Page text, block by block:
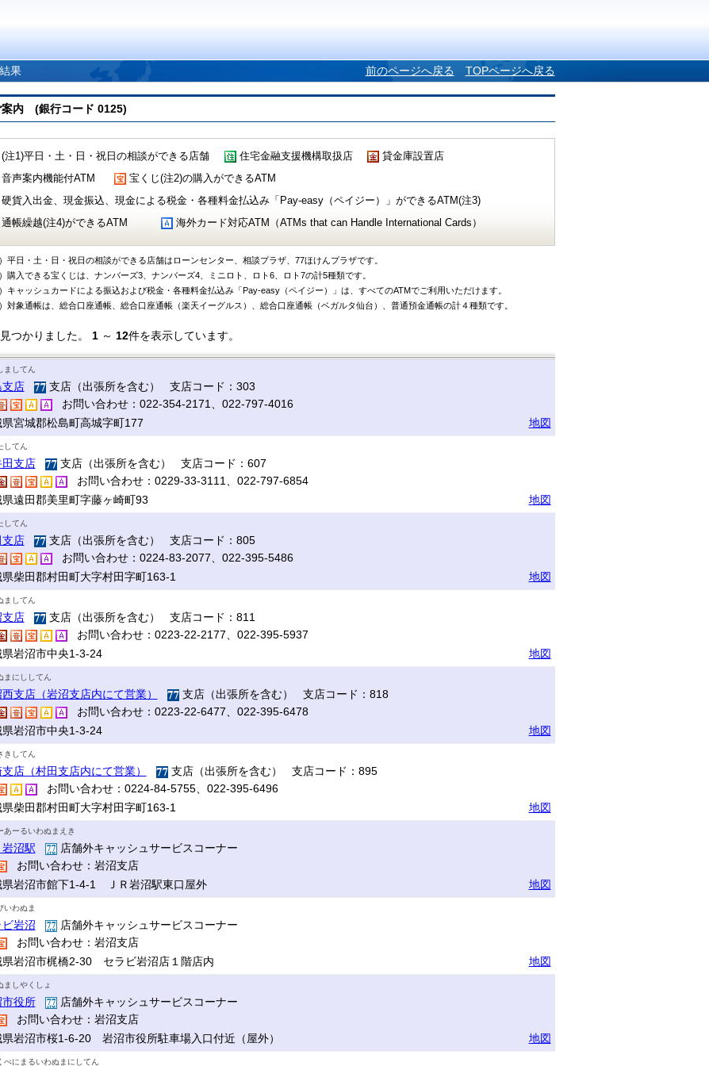
果 前のページへ戻る TOPページへ戻る
案内 (銀行コード 0125)
(注1)平日・土・日・祝日の相談ができる店舗 住宅金融支援機構取扱店
貸金庫設置店
声案内機能付ATM
宝くじ(注2)の購入ができるATM
硬貨入出金、現金振込、現金による税金・各種料金払込み「Pay-easy（ペイジー）」ができるATM(注3)
通帳繰越(注4)ができるATM
海外カード対応ATM（ATMs that can Handle International Cards）
）平日・土・日・祝日の相談ができる店舗はローンセンター、相談プラザ、77ほけんプラザです。
）購入できる宝くじは、ナンバーズ3、ナンバーズ4、ミニロト、ロト6、ロト7の計5種類です。
）キャッシュカードによる振込および税金・各種料金払込み「Pay-easy（ペイジー）」は、すべてのATMでご利用いただけます。
）対象通帳は、総合口座通帳、総合口座通帳（楽天イーグルス）、総合口座通帳（ベガルタ仙台）、普通預金通帳の計４種類です。
つかりました。 1～ 12件を表示しています。
ましてん
店
支店（出張所を含む） 支店コード：303
お問い合わせ：022-354-2171、022-797-4016
県宮城郡松島町高城字町177
地図
してん
支店
支店（出張所を含む） 支店コード：607
お問い合わせ：0229-33-3111、022-797-6854
県遠田郡美里町字藤ヶ崎町93
地図
してん
店
支店（出張所を含む） 支店コード：805
お問い合わせ：0224-83-2077、022-395-5486
柴田郡村田町大字村田字町163-1
地図
ましてん
店
支店（出張所を含む） 支店コード：811
お問い合わせ：0223-22-2177、022-395-5937
県岩沼市中央1-3-24
地図
まにししてん
支店（岩沼支店内にて営業）
支店（出張所を含む） 支店コード：818
お問い合わせ：0223-22-6477、022-395-6478
県岩沼市中央1-3-24
地図
きしてん
支店（村田支店内にて営業）
支店（出張所を含む） 支店コード：895
お問い合わせ：0224-84-5755、022-395-6496
柴田郡村田町大字村田字町163-1
地図
あーるいわぬまえき
岩沼駅
店舗外キャッシュサービスコーナー
お問い合わせ：岩沼支店
県岩沼市館下1-4-1 ＪＲ岩沼駅東口屋外
地図
いわぬま
ビ岩沼
店舗外キャッシュサービスコーナー
お問い合わせ：岩沼支店
県岩沼市梶橋2-30 セラビ岩沼店１階店内
地図
ましやくしょ
役所
店舗外キャッシュサービスコーナー
お問い合わせ：岩沼支店
県岩沼市桜1-6-20 岩沼市役所駐車場入口付近（屋外）
地図
べにまるいわぬまにしてん